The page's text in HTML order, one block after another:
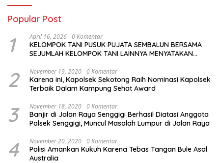
Popular Post
1 April 16, 2026 0 Komentar
KELOMPOK TANI PUSUK PUJATA SEMBALUN BERSAMA
SEJUMLAH KELOMPOK TANI LAINNYA MENYATAKAN
MENYUKSESKAN PROGRAM PEMERINTAH DI SEKTOR
HORTIKULTURA, KHUSUSNYA PROGRAM BANTUAN BENIH
BAWANG PUTIH DARI APBN 2026.
2 November 19, 2020 0 Komentar
Karena ini, Kapolsek Sekotong Raih Nominasi Kapolsek
Terbaik Dalam Kampung Sehat Award
3 November 18, 2020 0 Komentar
Banjir di Jalan Raya Senggigi Berhasil Diatasi Anggota
Polsek Senggigi, Muncul Masalah Lumpur di Jalan Raya
4 November 20, 2020 0 Komentar
Polisi Amankan Kukuh Karena Tebas Tangan Bule Asal
Australia